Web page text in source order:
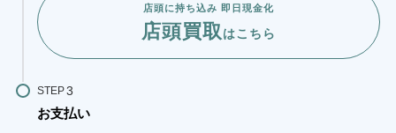
店頭に持ち込み 即日現金化
店頭買取はこちら
STEP
お支払い